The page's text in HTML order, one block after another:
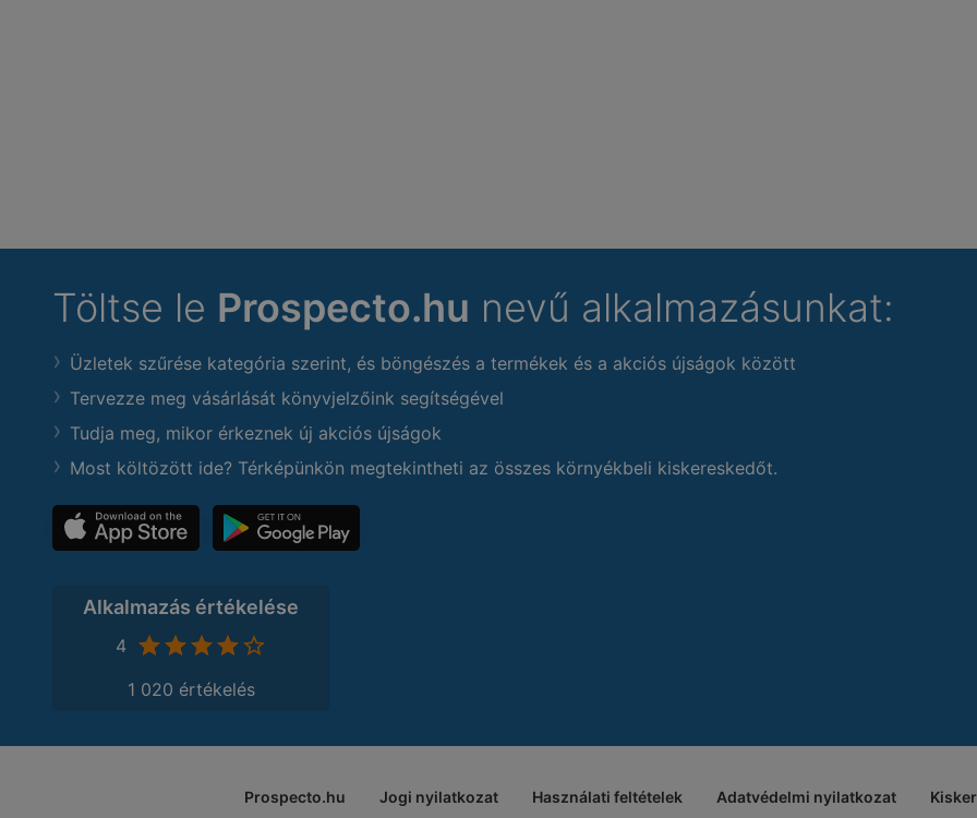
Töltse le Prospecto.hu nevű alkalmazásunkat:
Üzletek szűrése kategória szerint, és böngészés a termékek és a akciós újságok között
Tervezze meg vásárlását könyvjelzőink segítségével
Tudja meg, mikor érkeznek új akciós újságok
Most költözött ide? Térképünkön megtekintheti az összes környékbeli kiskereskedőt.
Alkalmazás értékelése
4
1 020 értékelés
Prospecto.hu Jogi nyilatkozat Használati feltételek Adatvédelmi nyilatkozat